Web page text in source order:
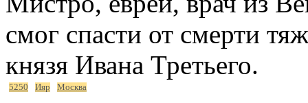
смог спасти от смерти
князя Ивана Третьего.
5250 Ияр Москва